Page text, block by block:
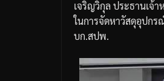
เจริญวิกุล ประธานเจ้
ในการจัดหาวัสดุอุปก
บก.สปพ.